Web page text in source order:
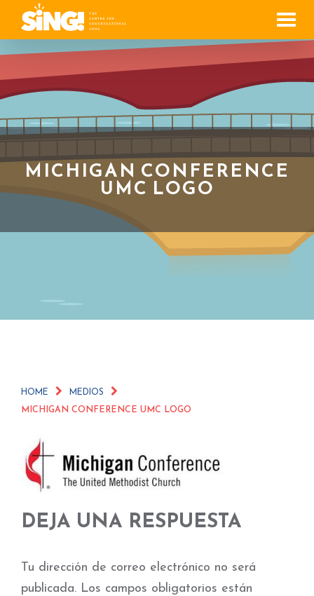
Menu
MICHIGAN CONFERENCE
UMC LOGO
HOME MEDIOS
MICHIGAN CONFERENCE UMC LOGO
DEJA UNA RESPUESTA
Tu dirección de correo electrónico no será
publicada. Los campos obligatorios están